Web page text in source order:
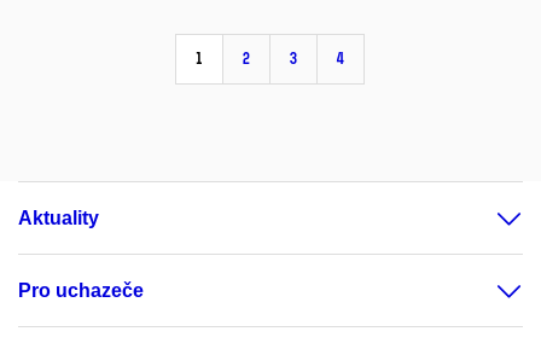
1 2 3 4
Aktuality
Pro uchazeče